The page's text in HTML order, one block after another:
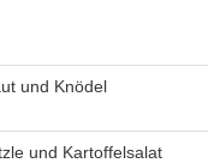
und Knödel
und Kartoffelsalat